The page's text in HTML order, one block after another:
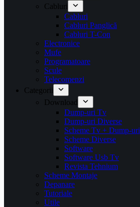
Cabluri
Cabluri
Cabluri Panglică
Cabluri T-Con
Electronice
Mufe
Programatoare
Scule
Telecomenzi
Categorii
Download
Dump-uri Tv
Dump-uri Diverse
Scheme Tv + Dump-uri
Scheme Diverse
Software
Software Usb Tv
Revista Tehnium
Scheme Montaje
Depanare
Tutoriale
Utile